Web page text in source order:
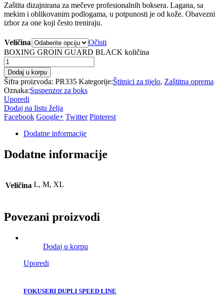
Zaštita dizajnirana za mečeve profesionalnih boksera. Lagana, sa
mekim i oblikovanim podlogama, u potpunosti je od kože. Obavezni
izbor za one koji često treniraju.
Veličina
Očisti
BOXING GROIN GUARD BLACK količina
Dodaj u korpu
Šifra proizvoda: PR335 Kategorije:Štitnici za tijelo, Zaštitna oprema
Oznaka:Suspenzor za boks
Uporedi
Dodaj na listu želja
Facebook Google+ Twitter Pinterest
Dodatne informacije
Dodatne informacije
Veličina L, M, XL
Povezani proizvodi
Dodaj u korpu
Uporedi
FOKUSERI DUPLI SPEED LINE